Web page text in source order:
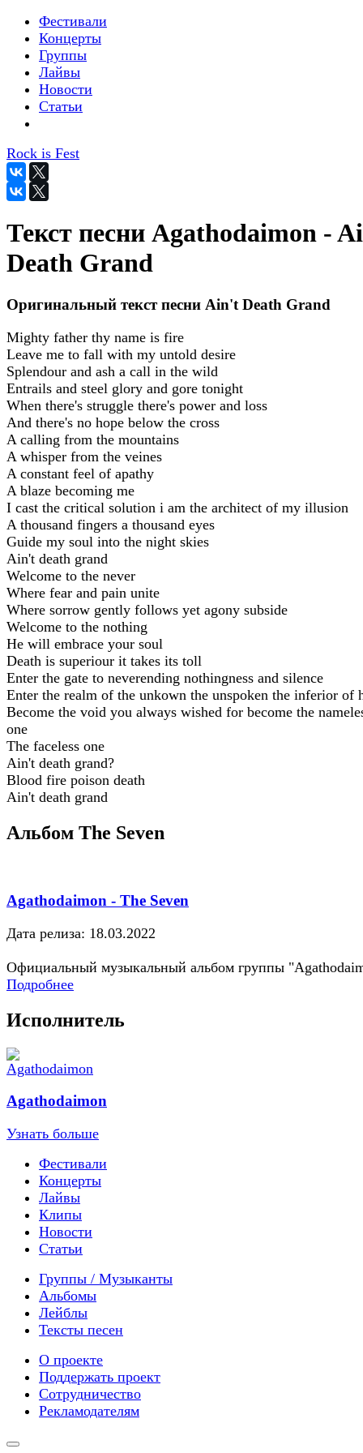
Фестивали
Концерты
Группы
Лайвы
Новости
Статьи
Rock is Fest
Текст песни Agathodaimon -
Death Grand
Оригинальный текст песни Ain't Death Grand
Mighty father thy name is fire
Leave me to fall with my untold desire
Splendour and ash a call in the wild
Entrails and steel glory and gore tonight
When there's struggle there's power and loss
And there's no hope below the cross
A calling from the mountains
A whisper from the veines
A constant feel of apathy
A blaze becoming me
I cast the critical solution i am the architect of my illusion
A thousand fingers a thousand eyes
Guide my soul into the night skies
Ain't death grand
Welcome to the never
Where fear and pain unite
Where sorrow gently follows yet agony subside
Welcome to the nothing
He will embrace your soul
Death is superiour it takes its toll
Enter the gate to neverending nothingness and silence
Enter the realm of the unkown the unspoken the inferior of
Become the void you always wished for become the
one
The faceless one
Ain't death grand?
Blood fire poison death
Ain't death grand
Альбом The Seven
Agathodaimon - The Seven
Дата релиза: 18.03.2022
Официальный музыкальный альбом группы
Подробнее
Исполнитель
Agathodaimon
Узнать больше
Фестивали
Концерты
Лайвы
Клипы
Новости
Статьи
Группы / Музыканты
Альбомы
Лейблы
Тексты песен
О проекте
Поддержать проект
Сотрудничество
Рекламодателям